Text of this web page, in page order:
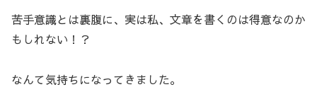
苦手意識とは裏腹に、実は私、文章を書くのは得意なのか
もしれない！？
なんて気持ちになってきました。